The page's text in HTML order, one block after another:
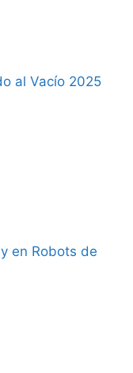
al Vacío 2025
en Robots de